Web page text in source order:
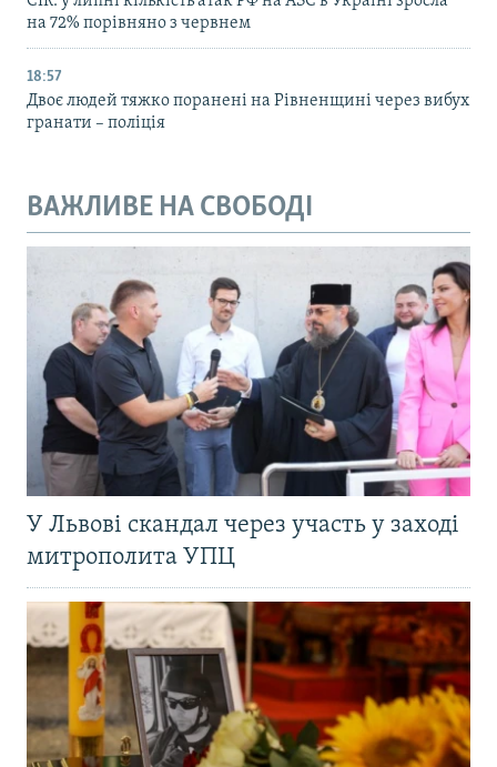
на 72% порівняно з червнем
18:57
Двоє людей тяжко поранені на Рівненщині через вибух
гранати – поліція
ВАЖЛИВЕ НА СВОБОДІ
У Львові скандал через участь у заході
митрополита УПЦ